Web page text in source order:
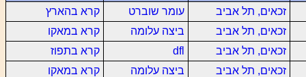
זכאים, תל אביב
עומר שוברט
קרא בהארץ
זכאים, תל אביב
ביצה עלומה
קרא במאקו
זכאים, תל אביב
dfl
קרא בתפוז
זכאים, תל אביב
ביצה עלומה
קרא במאקו